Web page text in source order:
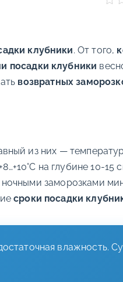
клубники. От того,
посадки клубники
возвратных
из них —
на глубине 10-15
заморозками
сроки посадки
влажность.